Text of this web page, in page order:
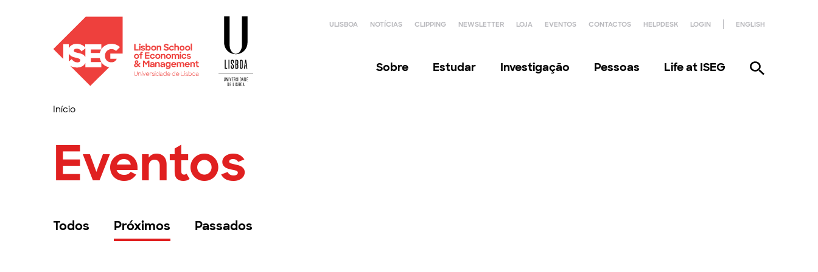
ULISBOA NOTÍCIAS CLIPPING NEWSLETTER LOJA EVENTOS CONTACTOS HELPDESK LOGIN ENGLISH
Sobre Estudar Investigação Pessoas Life at ISEG
Início
Eventos
Todos Próximos Passados